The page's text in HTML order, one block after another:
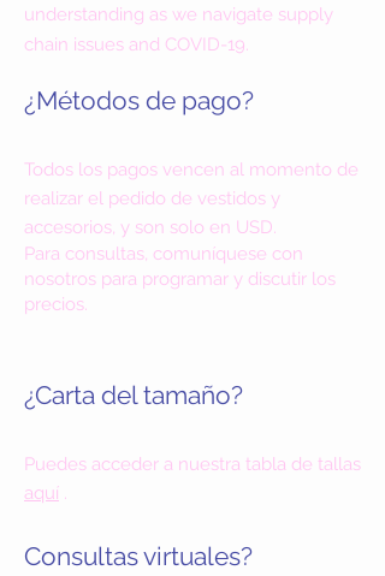
understanding as we navigate supply
chain issues and COVID-19.
¿Métodos de pago?
Todos los pagos vencen al momento de
realizar el pedido de vestidos y
accesorios, y son solo en USD.
Para consultas, comuníquese con
nosotros para programar y discutir los
precios.
¿Carta del tamaño?
Puedes acceder a nuestra tabla de tallas
aquí .
Consultas virtuales?